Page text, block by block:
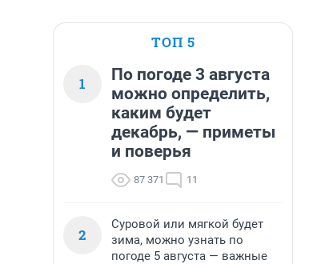
ТОП 5
1
По погоде 3 августа
можно определить,
каким будет
декабрь, — приметы
и поверья
87 371 11
2
Суровой или мягкой будет
зима, можно узнать по
погоде 5 августа — важные